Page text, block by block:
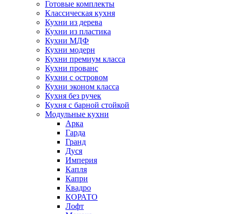
Готовые комплекты
Классическая кухня
Кухни из дерева
Кухни из пластика
Кухни МДФ
Кухни модерн
Кухни премиум класса
Кухни прованс
Кухни с островом
Кухни эконом класса
Кухня без ручек
Кухня с барной стойкой
Модульные кухни
Арка
Гарда
Гранд
Дуся
Империя
Капля
Капри
Квадро
КОРАТО
Лофт